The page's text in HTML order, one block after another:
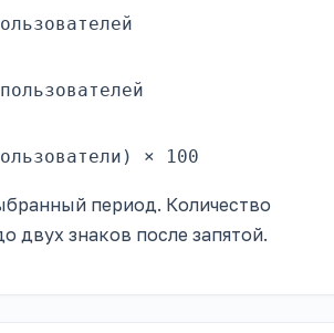
× 100
период. Количество
двух знаков после запятой.